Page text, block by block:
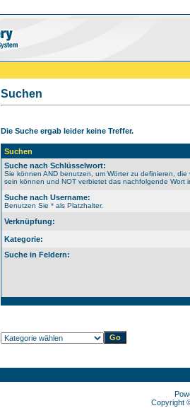
Suchen
Die Suche ergab leider keine Treffer.
Suchen
Suche nach Schlüsselwort:
Sie können AND benutzen, um Wörter zu definieren,
sein können und NOT verbietet das nachfolgende Wort
Suche nach Username:
Benutzen Sie * als Platzhalter.
Verknüpfung:
Kategorie:
Suche in Feldern:
Copyright